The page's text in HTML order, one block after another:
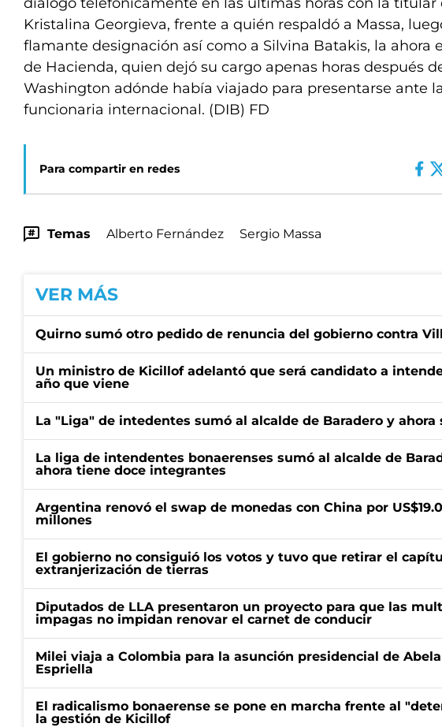
Kristalina Georgieva, frente a quién respaldó a Massa,
flamante designación así como a Silvina Batakis, la ahora
de Hacienda, quien dejó su cargo apenas horas después
Washington adónde había viajado para presentarse ante la
funcionaria internacional. (DIB) FD
Para compartir en redes
Temas Alberto Fernández Sergio Massa
VER MÁS
Quirno sumó otro pedido de renuncia del gobierno contra
Un ministro de Kicillof adelantó que será candidato a
año que viene
La "Liga" de intedentes sumó al alcalde de Baradero y ahora
La liga de intendentes bonaerenses sumó al alcalde de
ahora tiene doce integrantes
Argentina renovó el swap de monedas con China por
millones
El gobierno no consiguió los votos y tuvo que retirar el
extranjerización de tierras
Diputados de LLA presentaron un proyecto para que las
impagas no impidan renovar el carnet de conducir
Milei viaja a Colombia para la asunción presidencial de
Espriella
El radicalismo bonaerense se pone en marcha frente al
la gestión de Kicillof